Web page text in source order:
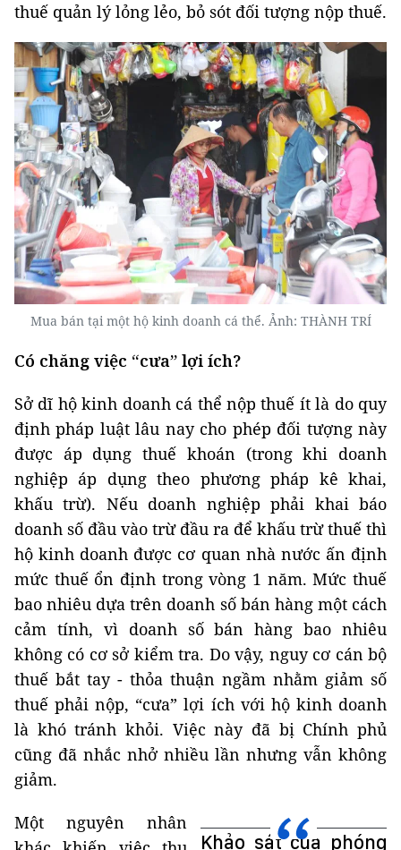
thuế quản lý lỏng lẻo, bỏ sót đối tượng nộp thuế.
Mua bán tại một hộ kinh doanh cá thể. Ảnh: THÀNH TRÍ
Có chăng việc “cưa” lợi ích?
Sở dĩ hộ kinh doanh cá thể nộp thuế ít là do quy
định pháp luật lâu nay cho phép đối tượng này
được áp dụng thuế khoán (trong khi doanh
nghiệp áp dụng theo phương pháp kê khai,
khấu trừ). Nếu doanh nghiệp phải khai báo
doanh số đầu vào trừ đầu ra để khấu trừ thuế thì
hộ kinh doanh được cơ quan nhà nước ấn định
mức thuế ổn định trong vòng 1 năm. Mức thuế
bao nhiêu dựa trên doanh số bán hàng một cách
cảm tính, vì doanh số bán hàng bao nhiêu
không có cơ sở kiểm tra. Do vậy, nguy cơ cán bộ
thuế bắt tay - thỏa thuận ngầm nhằm giảm số
thuế phải nộp, “cưa” lợi ích với hộ kinh doanh
là khó tránh khỏi. Việc này đã bị Chính phủ
cũng đã nhắc nhở nhiều lần nhưng vẫn không
giảm.
Khảo sát của phóng
Một nguyên nhân